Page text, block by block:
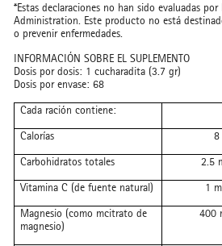
*Estas declaraciones no han sido evaluadas
Administration. Este producto no está
o prevenir enfermedades.
INFORMACIÓN SOBRE EL SUPLEMENTO
Dosis por dosis: 1 cucharadita (3.7 gr)
Dosis por envase: 68
Cada ración contiene:
Calorías
8
Carbohidratos totales
2.5
Vitamina C (de fuente natural)
1
Magnesio (como mcitrato de
magnesio)
400